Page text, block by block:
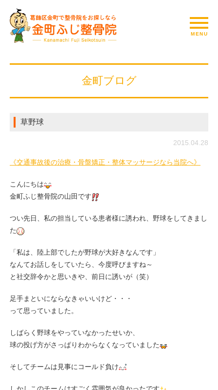
金町ブログ
草野球
2015.04.28
《交通事故後の治療・骨盤矯正・整体マッサージなら当院へ》
こんにちは
金町ふじ整骨院の山田です
つい先日、私の担当している患者様に誘われ、野球をしてきまし
た
「私は、陸上部でしたが野球が大好きなんです」
なんてお話しをしていたら、今度呼びますね～
と社交辞令かと思いきや、前日に誘いが（笑）
足手まといにならなきゃいいけど・・・
って思っていました。
しばらく野球をやっていなかったせいか、
球の投げ方がさっぱりわからなくなっていました
そしてチームは見事にコールド負け